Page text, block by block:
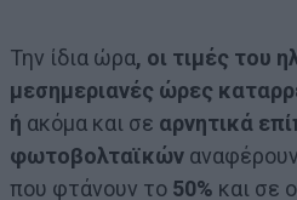
Την ίδια ώρα, οι τιμές του
μεσημεριανές ώρες
ή ακόμα και σε αρνητικά
φωτοβολταϊκών αναφέρουν
που φτάνουν το 50% και σε